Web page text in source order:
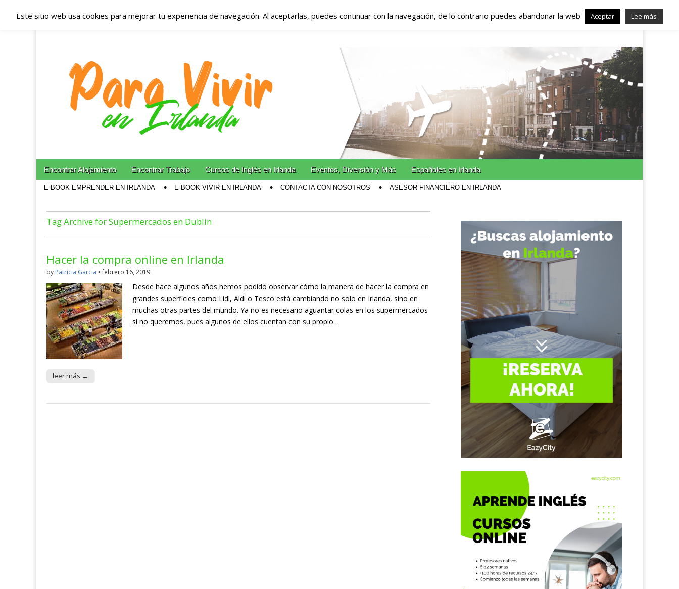
Españoles en Irlanda – Vivir en Irlanda – Trabajo en
Irlanda – Alojamiento en Irlanda
Blog dedicado a los que viven, estudian y trabajan en Irlanda!
Main menu
Skip to content
Encontrar Alojamiento Encontrar Trabajo Cursos de Inglés en Irlanda Eventos, Diversión y Más Españoles en Irlanda
E-BOOK EMPRENDER EN IRLANDA E-BOOK VIVIR EN IRLANDA CONTACTA CON NOSOTROS ASESOR FINANCIERO EN IRLANDA
Tag Archive for Supermercados en Dublín
Hacer la compra online en Irlanda
by Patricia Garcia •febrero 16, 2019
Desde hace algunos años hemos podido observar cómo la manera de hacer la compra en
grandes superficies como Lidl, Aldi o Tesco está cambiando no solo en Irlanda, sino en
muchas otras partes del mundo. Ya no es necesario aguantar colas en los supermercados
si no queremos, pues algunos de ellos cuentan con su propio…
leer más →
Este sitio web usa cookies para mejorar tu experiencia de navegación. Al aceptarlas, puedes continuar con la navegación, de lo contrario puedes abandonar la web. Aceptar Lee más